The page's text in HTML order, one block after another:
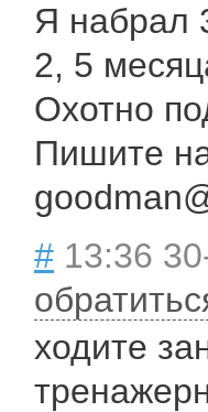
Я набрал
2, 5
Охотно
Пишите
# 13:36
ходите